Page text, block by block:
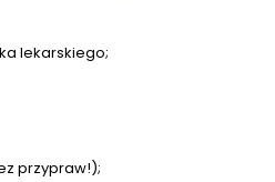
lekarskiego;
przypraw!);